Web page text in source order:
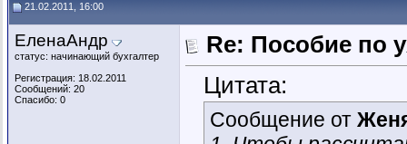
21.02.2011, 16:00
ЕленаАндр
статус: начинающий бухгалтер
Регистрация: 18.02.2011
Сообщений: 20
Спасибо: 0
Re: Пособие по
Цитата:
Сообщение от